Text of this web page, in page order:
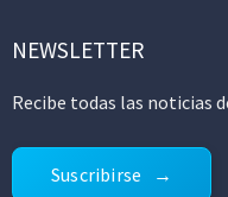
NEWSLETTER
Recibe todas las noticias
Suscribirse